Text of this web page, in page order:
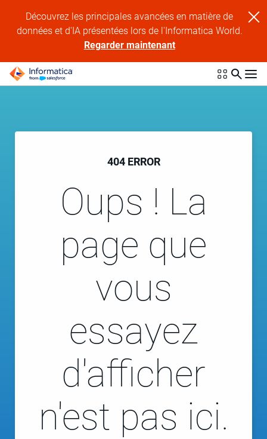
Découvrez les principales avancées en matière de
données et d'IA présentées lors de l'Informatica World.
Regarder maintenant
404 ERROR
Oups ! La
page que
vous
essayez
d'afficher
n'est pas ici.